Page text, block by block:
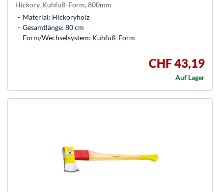
Hickory, Kuhfuß-Form, 800mm
Material: Hickoryholz
Gesamtlänge: 80 cm
Form/Wechselsystem: Kuhfuß-Form
CHF 43,19
Auf Lager